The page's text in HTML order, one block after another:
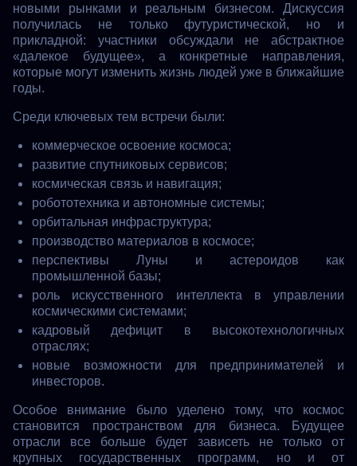
новыми рынками и реальным бизнесом. Дискуссия
получилась не только футуристической, но и
прикладной: участники обсуждали не абстрактное
«далекое будущее», а конкретные направления,
которые могут изменить жизнь людей уже в ближайшие
годы.
Среди ключевых тем встречи были:
коммерческое освоение космоса;
развитие спутниковых сервисов;
космическая связь и навигация;
робототехника и автономные системы;
орбитальная инфраструктура;
производство материалов в космосе;
перспективы Луны и астероидов как
промышленной базы;
роль искусственного интеллекта в управлении
космическими системами;
кадровый дефицит в высокотехнологичных
отраслях;
новые возможности для предпринимателей и
инвесторов.
Особое внимание было уделено тому, что космос
становится пространством для бизнеса. Будущее
отрасли все больше будет зависеть не только от
крупных государственных программ, но и от